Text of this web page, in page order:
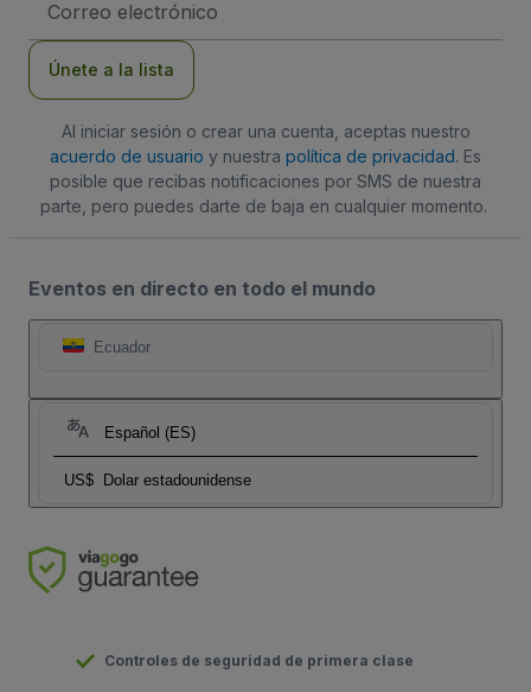
de
Únete a la lista
Al iniciar sesión o crear una cuenta, aceptas nuestro
acuerdo de usuario y nuestra política de privacidad. Es
posible que recibas notificaciones por SMS de nuestra
parte, pero puedes darte de baja en cualquier momento.
Eventos en directo en todo el mundo
Ecuador
Español (ES)
US$ Dolar estadounidense
Controles de seguridad de primera clase